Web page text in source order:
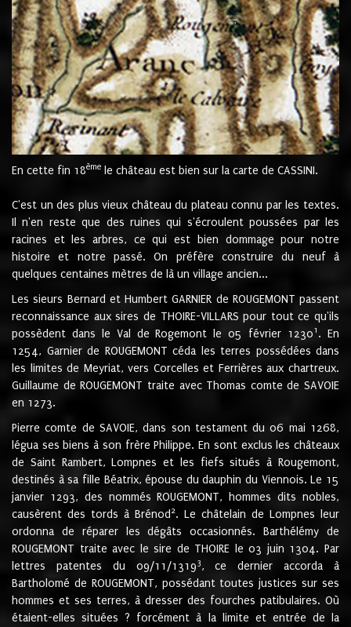
En cette fin 18ème le château est bien sur la carte de CASSINI.
C'est un des plus vieux château du plateau connu par les textes.
Il n'en reste que des ruines qui s'écroulent poussées par les
racines et les arbres, ce qui est bien dommage pour notre
histoire et notre passé. On préfère construire du neuf à
quelques centaines mètres de là un village ancien...
Les sieurs Bernard et Humbert GARNIER de ROUGEMONT passent
reconnaissance aux sires de THOIRE-VILLARS pour tout ce qu'ils
possèdent dans le Val de Rogemont le 05 février 12301 . En
1254, Garnier de ROUGEMONT céda les terres possédées dans
les limites de Meyriat, vers Corcelles et Ferrières aux chartreux.
Guillaume de ROUGEMONT traite avec Thomas comte de SAVOIE
en 1273.
Pierre comte de SAVOIE, dans son testament du 06 mai 1268,
légua ses biens à son frère Philippe. En sont exclus les châteaux
de Saint Rambert, Lompnes et les fiefs situés à Rougemont,
destinés à sa fille Béatrix, épouse du dauphin du Viennois. Le 15
janvier 1293, des nommés ROUGEMONT, hommes dits nobles,
causèrent des tords à Brénod 2. Le châtelain de Lompnes leur
ordonna de réparer les dégâts occasionnés. Barthélémy de
ROUGEMONT traite avec le sire de THOIRE le 03 juin 1304. Par
lettres patentes du 09/11/13193, ce dernier accorda à
Bartholomé de ROUGEMONT, possédant toutes justices sur ses
hommes et ses terres, à dresser des fourches patibulaires. Où
étaient-elles situées ? forcément à la limite et entrée de la